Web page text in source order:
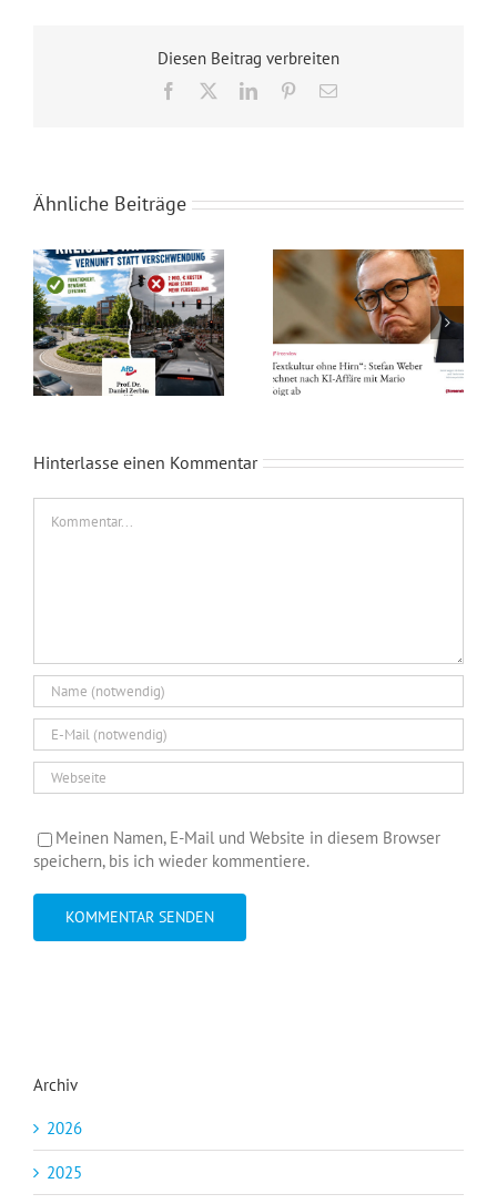
Diesen Beitrag verbreiten
Facebook LinkedInPinterest
E-
Ähnliche Beiträge
Hinterlasse einen Kommentar
Meinen Namen, E-Mail und Website in diesem Browser
speichern, bis ich wieder kommentiere.
Archiv
2026
2025